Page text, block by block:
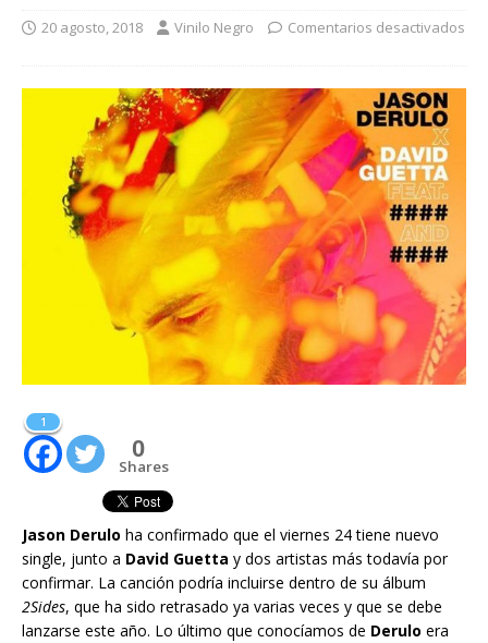
20 agosto, 2018 Vinilo Negro Comentarios desactivados
1
0
Shares
Jason Derulo ha confirmado que el viernes 24 tiene nuevo
single, junto a David Guetta y dos artistas más todavía por
confirmar. La canción podría incluirse dentro de su álbum
2Sides, que ha sido retrasado ya varias veces y que se debe
lanzarse este año. Lo último que conocíamos de Derulo era